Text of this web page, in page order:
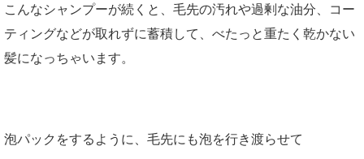
こんなシャンプーが続くと、毛先の汚れや過剰な油分、コー
ティングなどが取れずに蓄積して、べたっと重たく乾かない
髪になっちゃいます。
泡パックをするように、毛先にも泡を行き渡らせて